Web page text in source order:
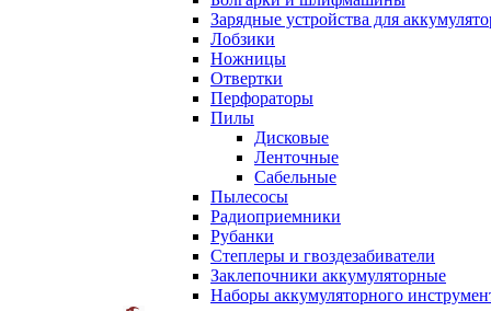
Зарядные устройства для
Лобзики
Ножницы
Отвертки
Перфораторы
Пилы
Дисковые
Ленточные
Сабельные
Пылесосы
Радиоприемники
Рубанки
Степлеры и гвоздезабиватели
Заклепочники аккумуляторные
Наборы аккумуляторного